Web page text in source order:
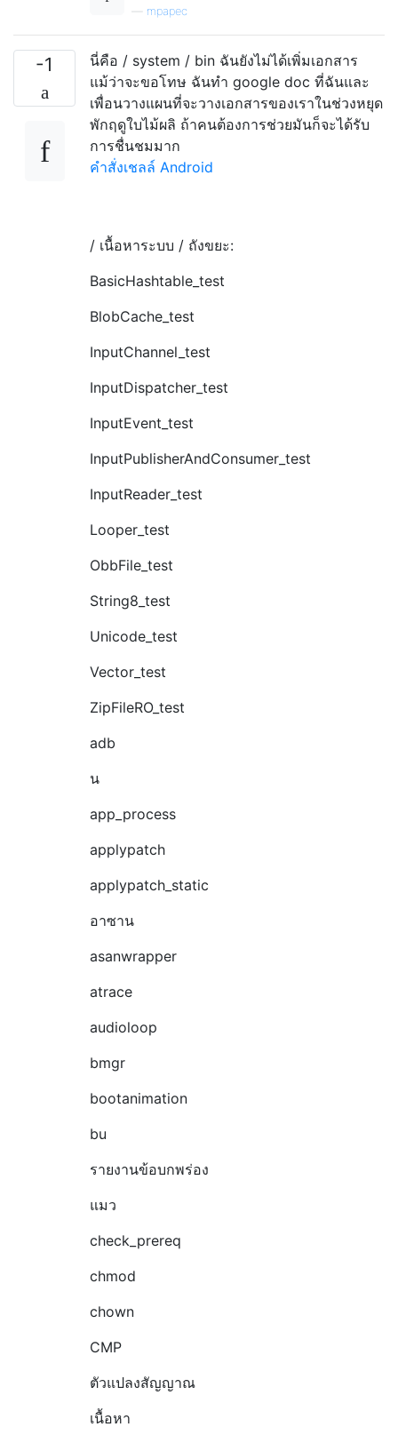
mpapec
-1
นี่คือ / system / bin ฉันยังไม่ได้เพิ่มเอกสาร
แม้ว่าจะขอโทษ ฉันทำ google doc ที่ฉันและ
เพื่อนวางแผนที่จะวางเอกสารของเราในช่วงหยุด
พักฤดูใบไม้ผลิ ถ้าคนต้องการช่วยมันก็จะได้รับ
การชื่นชมมาก
คำสั่งเชลล์ Android
/ เนื้อหาระบบ / ถังขยะ:
BasicHashtable_test
BlobCache_test
InputChannel_test
InputDispatcher_test
InputEvent_test
InputPublisherAndConsumer_test
InputReader_test
Looper_test
ObbFile_test
String8_test
Unicode_test
Vector_test
ZipFileRO_test
adb
น
app_process
applypatch
applypatch_static
อาซาน
asanwrapper
atrace
audioloop
bmgr
bootanimation
bu
รายงานข้อบกพร่อง
แมว
check_prereq
chmod
chown
CMP
ตัวแปลงสัญญาณ
เนื้อหา